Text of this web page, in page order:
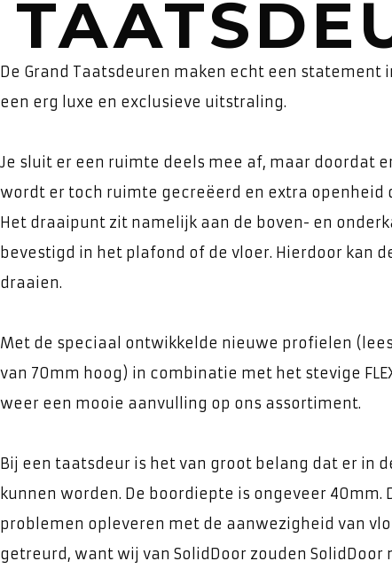
De Grand Taatsdeuren maken echt een statement
een erg luxe en exclusieve uitstraling.
Je sluit er een ruimte deels mee af, maar doordat
wordt er toch ruimte gecreëerd en extra openheid
Het draaipunt zit namelijk aan de boven- en
bevestigd in het plafond of de vloer. Hierdoor kan
draaien.
Met de speciaal ontwikkelde nieuwe profielen
van 70mm hoog) in combinatie met het stevige
weer een mooie aanvulling op ons assortiment.
Bij een taatsdeur is het van groot belang dat er in
kunnen worden. De boordiepte is ongeveer 40mm.
problemen opleveren met de aanwezigheid van
getreurd, want wij van SolidDoor zouden